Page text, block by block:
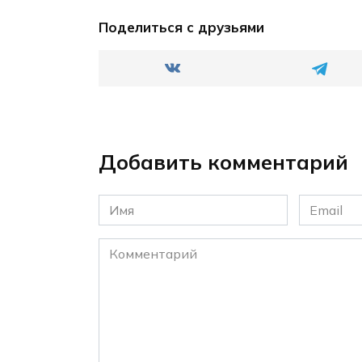
Поделиться с друзьями
Добавить комментарий
Имя
*
Email
*
Комментарий